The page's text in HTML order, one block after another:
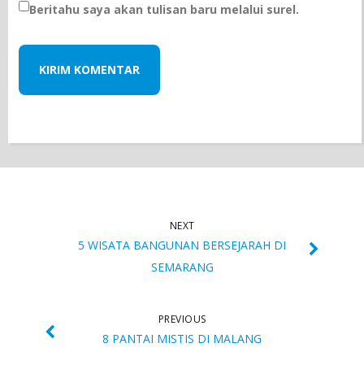
Beritahu saya akan tulisan baru melalui surel.
NEXT
5 WISATA BANGUNAN BERSEJARAH DI
SEMARANG
PREVIOUS
8 PANTAI MISTIS DI MALANG